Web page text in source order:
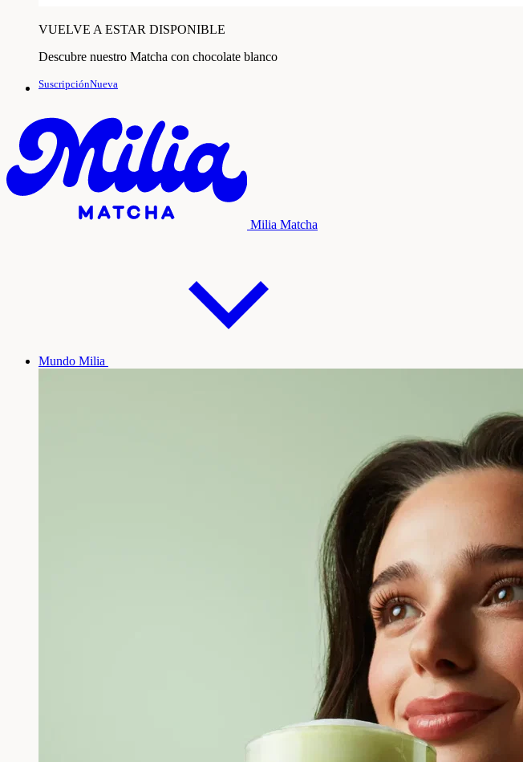
VUELVE A ESTAR DISPONIBLE
Descubre nuestro Matcha con chocolate blanco
SuscripciónNueva
Milia Matcha
Mundo Milia